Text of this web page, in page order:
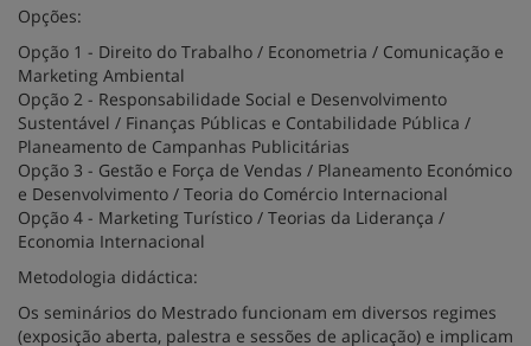
Opções:
Opção 1 - Direito do Trabalho / Econometria / Comunicação e
Marketing Ambiental
Opção 2 - Responsabilidade Social e Desenvolvimento
Sustentável / Finanças Públicas e Contabilidade Pública /
Planeamento de Campanhas Publicitárias
Opção 3 - Gestão e Força de Vendas / Planeamento Económico
e Desenvolvimento / Teoria do Comércio Internacional
Opção 4 - Marketing Turístico / Teorias da Liderança /
Economia Internacional
Metodologia didáctica:
Os seminários do Mestrado funcionam em diversos regimes
(exposição aberta, palestra e sessões de aplicação) e implicam